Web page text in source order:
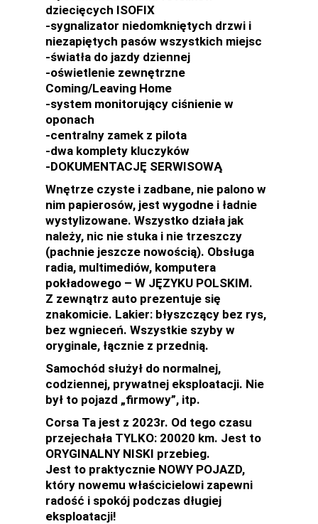
dziecięcych ISOFIX
-sygnalizator niedomkniętych drzwi i
niezapiętych pasów wszystkich miejsc
-światła do jazdy dziennej
-oświetlenie zewnętrzne
Coming/Leaving Home
-system monitorujący ciśnienie w
oponach
-centralny zamek z pilota
-dwa komplety kluczyków
-DOKUMENTACJĘ SERWISOWĄ
Wnętrze czyste i zadbane, nie palono w
nim papierosów, jest wygodne i ładnie
wystylizowane. Wszystko działa jak
należy, nic nie stuka i nie trzeszczy
(pachnie jeszcze nowością). Obsługa
radia, multimediów, komputera
pokładowego – W JĘZYKU POLSKIM.
Z zewnątrz auto prezentuje się
znakomicie. Lakier: błyszczący bez rys,
bez wgnieceń. Wszystkie szyby w
oryginale, łącznie z przednią.
Samochód służył do normalnej,
codziennej, prywatnej eksploatacji. Nie
był to pojazd „firmowy”, itp.
Corsa Ta jest z 2023r. Od tego czasu
przejechała TYLKO: 20020 km. Jest to
ORYGINALNY NISKI przebieg.
Jest to praktycznie NOWY POJAZD,
który nowemu właścicielowi zapewni
radość i spokój podczas długiej
eksploatacji!